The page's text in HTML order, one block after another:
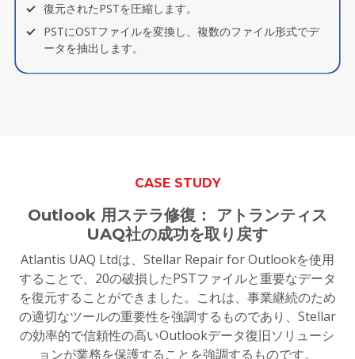
復元されたPSTを圧縮します。
PSTにOSTファイルを変換し、複数のファイル形式でデ
ータを抽出します。
CASE STUDY
Outlook 用ステラ修復： アトランティス
UAQ社の成功を取り戻す
Atlantis UAQ Ltdは、Stellar Repair for Outlookを使用
することで、20の破損したPSTファイルと重要なデータ
を復元することができました。これは、事業継続のため
の適切なツールの重要性を強調するものであり、Stellar
の効率的で信頼性の高いOutlookデータ復旧ソリューシ
ョンが業務を保護することを強調するものです。